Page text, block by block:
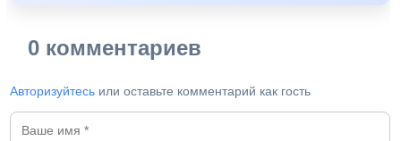
0 комментариев
Авторизуйтесь или оставьте комментарий как гость